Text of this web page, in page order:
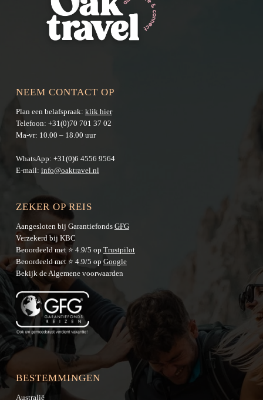
NEEM CONTACT OP
Plan een belafspraak: klik hier
Telefoon: +31(0)70 701 37 02
Ma-vr: 10.00 – 18.00 uur
WhatsApp: +31(0)6 4556 9564
E-mail: info@oaktravel.nl
ZEKER OP REIS
Aangesloten bij Garantiefonds GFG
Verzekerd bij KBC
Beoordeeld met ⭐ 4.9/5 op Trustpilot
Beoordeeld met ⭐ 4.9/5 op Google
Bekijk deAlgemene voorwaarden
BESTEMMINGEN
Australië